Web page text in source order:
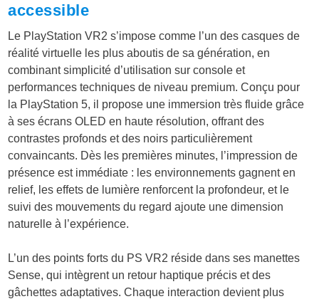
accessible
Le PlayStation VR2 s’impose comme l’un des casques de
réalité virtuelle les plus aboutis de sa génération, en
combinant simplicité d’utilisation sur console et
performances techniques de niveau premium. Conçu pour
la PlayStation 5, il propose une immersion très fluide grâce
à ses écrans OLED en haute résolution, offrant des
contrastes profonds et des noirs particulièrement
convaincants. Dès les premières minutes, l’impression de
présence est immédiate : les environnements gagnent en
relief, les effets de lumière renforcent la profondeur, et le
suivi des mouvements du regard ajoute une dimension
naturelle à l’expérience.
L’un des points forts du PS VR2 réside dans ses manettes
Sense, qui intègrent un retour haptique précis et des
gâchettes adaptatives. Chaque interaction devient plus